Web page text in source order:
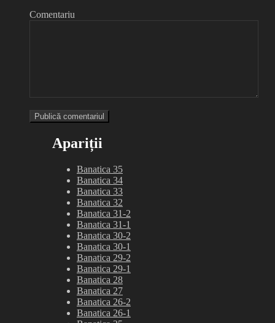
Comentariu
Apariții
Banatica 35
Banatica 34
Banatica 33
Banatica 32
Banatica 31-2
Banatica 31-1
Banatica 30-2
Banatica 30-1
Banatica 29-2
Banatica 29-1
Banatica 28
Banatica 27
Banatica 26-2
Banatica 26-1